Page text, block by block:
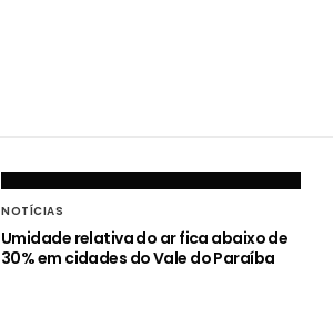
NOTÍCIAS
Umidade relativa do ar fica abaixo de
30% em cidades do Vale do Paraíba